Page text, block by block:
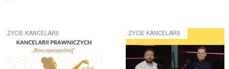
ŻYCIE KANCELARII ŻYCIE KANCELARII